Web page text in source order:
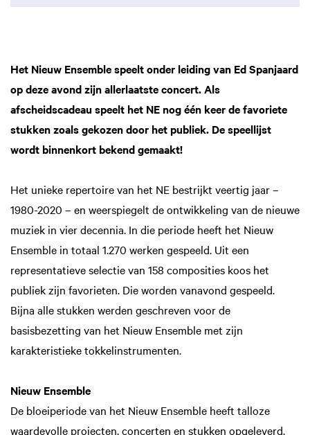
Het Nieuw Ensemble speelt onder leiding van Ed Spanjaard
op deze avond zijn allerlaatste concert. Als
afscheidscadeau speelt het NE nog één keer de favoriete
stukken zoals gekozen door het publiek. De speellijst
wordt binnenkort bekend gemaakt!
Het unieke repertoire van het NE bestrijkt veertig jaar –
1980-2020 – en weerspiegelt de ontwikkeling van de nieuwe
muziek in vier decennia. In die periode heeft het Nieuw
Ensemble in totaal 1.270 werken gespeeld. Uit een
representatieve selectie van 158 composities koos het
publiek zijn favorieten. Die worden vanavond gespeeld.
Bijna alle stukken werden geschreven voor de
basisbezetting van het Nieuw Ensemble met zijn
karakteristieke tokkelinstrumenten.
Nieuw Ensemble
De bloeiperiode van het Nieuw Ensemble heeft talloze
waardevolle projecten, concerten en stukken opgeleverd.